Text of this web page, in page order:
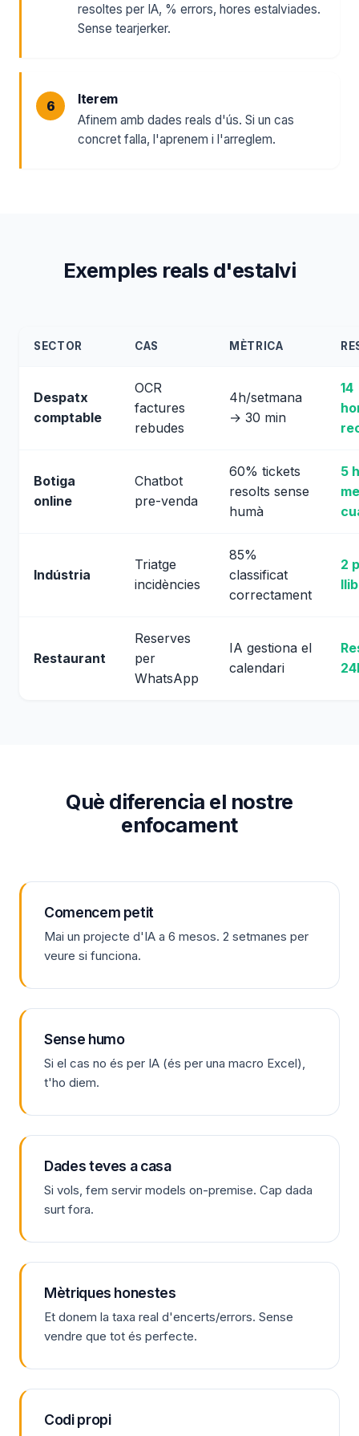
resoltes per IA, % errors, hores estalviades.
Sense tearjerker.
Iterem
Afinem amb dades reals d'ús. Si un cas
concret falla, l'aprenem i l'arreglem.
Exemples reals d'estalvi
SECTOR CAS MÈTRICA
Despatx
comptable
OCR
factures
rebudes
4h/setmana
→ 30 min
14
Botiga
online
Chatbot
pre-venda
60% tickets
resolts sense
humà
5
Indústria
Triatge
incidències
85%
classificat
correctament
2
Restaurant
Reserves
per
WhatsApp
IA gestiona el
calendari
Què diferencia el nostre
enfocament
Comencem petit
Mai un projecte d'IA a 6 mesos. 2 setmanes per
veure si funciona.
Sense humo
Si el cas no és per IA (és per una macro Excel),
t'ho diem.
Dades teves a casa
Si vols, fem servir models on-premise. Cap dada
surt fora.
Mètriques honestes
Et donem la taxa real d'encerts/errors. Sense
vendre que tot és perfecte.
Codi propi